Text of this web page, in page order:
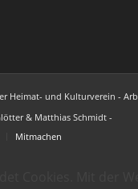
Heimat- und Kulturverein -
& Matthias Schmidt -
Mitmachen